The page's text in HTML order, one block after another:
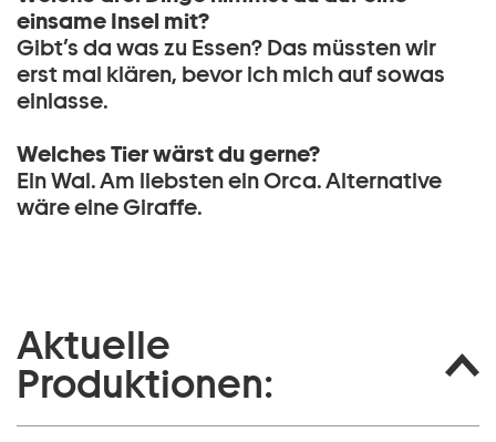
einsame Insel mit?
Gibt’s da was zu Essen? Das müssten wir
erst mal klären, bevor ich mich auf sowas
einlasse.
Welches Tier wärst du gerne?
Ein Wal. Am liebsten ein Orca. Alternative
wäre eine Giraffe.
Aktuelle
Produktionen: